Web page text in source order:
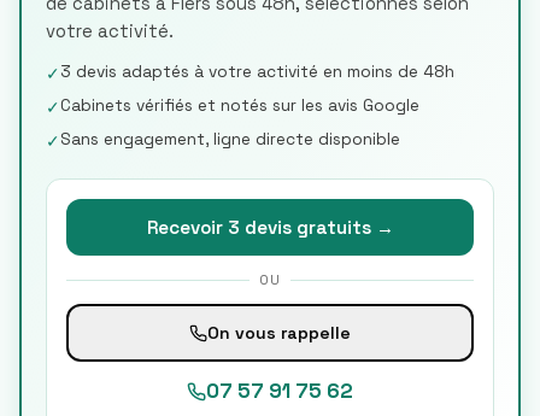
votre activité.
✓3 devis adaptés à votre activité en moins de 48h
✓Cabinets vérifiés et notés sur les avis Google
✓Sans engagement, ligne directe disponible
Recevoir 3 devis gratuits →
OU
On vous rappelle
07 57 91 75 62